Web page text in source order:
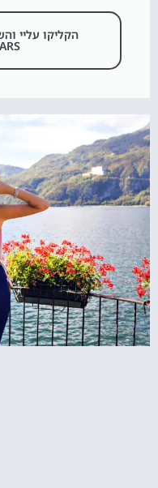
הקליקו עליי